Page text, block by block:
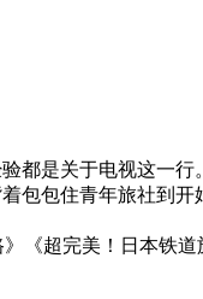
都是关于电视这一行。
包住青年旅社到
《超完美！日本铁